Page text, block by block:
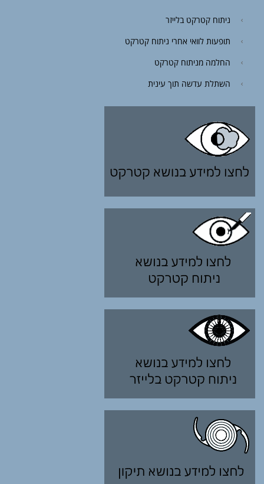
ניתוח קטרקט בלייזר
תופעות לוואי אחרי ניתוח קטרקט
החלמה מניתוח קטרקט
השתלת עדשה תוך עינית